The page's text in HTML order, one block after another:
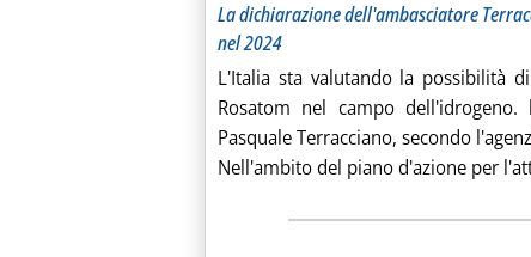
La dichiarazione dell'ambasciatore
nel 2024
L'Italia sta valutando la possibilità
Rosatom nel campo
Pasquale Terracciano, secondo
Nell'ambito del piano d'azione per